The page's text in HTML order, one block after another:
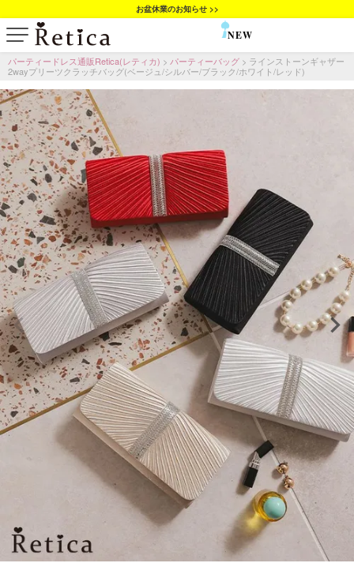
お盆休業のお知らせ >>
NEW
パーティードレス通販Retica(レティカ) パーティーバッグ
ラインストーンギャザー
2wayプリーツクラッチバッグ(ベージュ/シルバー/ブラック/ホワイト/レッド)